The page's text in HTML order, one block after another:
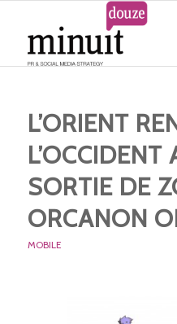
L’ORIENT
L’OCCIDENT
SORTIE DE
ORCANON
MOBILE